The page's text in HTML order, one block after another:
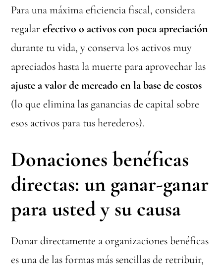
Para una máxima eficiencia fiscal, considera
regalarefectivo o activos con poca apreciación
durante tu vida, y conserva los activos muy
apreciados hasta la muerte para aprovechar las
ajuste a valor de mercado en la base de costos
(lo que elimina las ganancias de capital sobre
esos activos para tus herederos).
Donaciones benéficas
directas: un ganar-ganar
para usted y su causa
Donar directamente a organizaciones benéficas
es una de las formas más sencillas de retribuir,